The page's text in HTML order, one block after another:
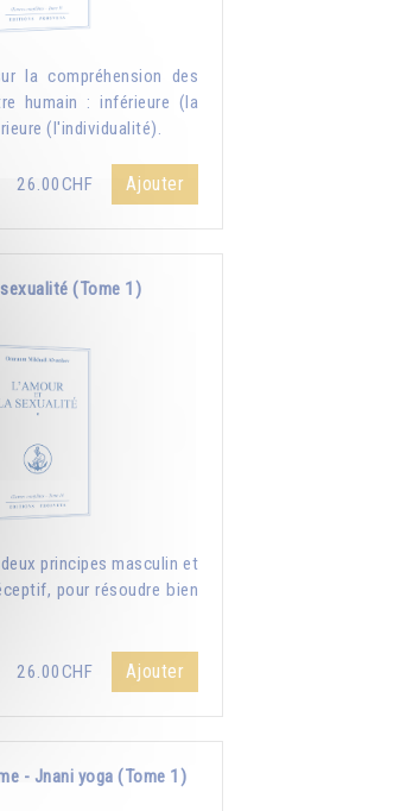
la compréhension des
humain : inférieure (la
(l'individualité).
26.00CHF Ajouter
(Tome 1)
principes masculin et
pour résoudre bien
26.00CHF Ajouter
- Jnani yoga (Tome 1)